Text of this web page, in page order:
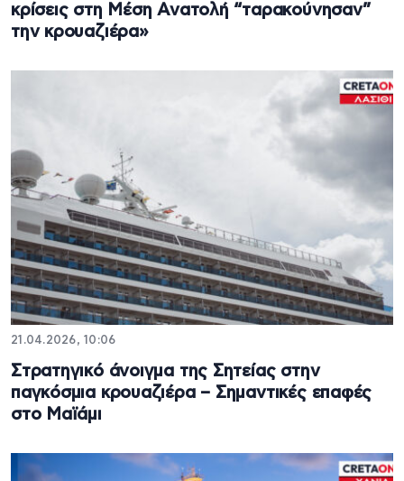
κρίσεις στη Μέση Ανατολή “ταρακούνησαν”
την κρουαζιέρα»
21.04.2026, 10:06
Στρατηγικό άνοιγμα της Σητείας στην
παγκόσμια κρουαζιέρα – Σημαντικές επαφές
στο Μαϊάμι